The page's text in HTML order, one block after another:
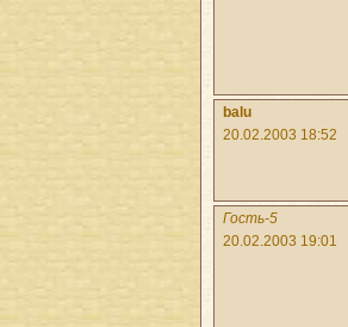
balu
20.02.2003 18:52
Гость-5
20.02.2003 19:01